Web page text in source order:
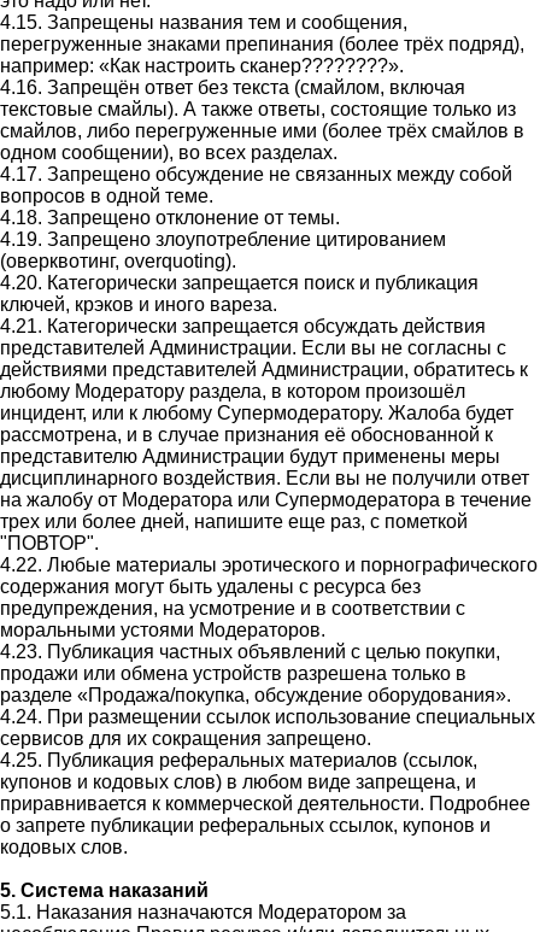
4.15. Запрещены названия тем и сообщения,
перегруженные знаками препинания (более трёх подряд),
например: «Как настроить сканер????????».
4.16. Запрещён ответ без текста (смайлом, включая
текстовые смайлы). А также ответы, состоящие только из
смайлов, либо перегруженные ими (более трёх смайлов в
одном сообщении), во всех разделах.
4.17. Запрещено обсуждение не связанных между собой
вопросов в одной теме.
4.18. Запрещено отклонение от темы.
4.19. Запрещено злоупотребление цитированием
(оверквотинг, overquoting).
4.20. Категорически запрещается поиск и публикация
ключей, крэков и иного вареза.
4.21. Категорически запрещается обсуждать действия
представителей Администрации. Если вы не согласны с
действиями представителей Администрации, обратитесь к
любому Модератору раздела, в котором произошёл
инцидент, или к любому Супермодератору. Жалоба будет
рассмотрена, и в случае признания её обоснованной к
представителю Администрации будут применены меры
дисциплинарного воздействия. Если вы не получили ответ
на жалобу от Модератора или Супермодератора в течение
трех или более дней, напишите еще раз, с пометкой
"ПОВТОР".
4.22. Любые материалы эротического и порнографического
содержания могут быть удалены с ресурса без
предупреждения, на усмотрение и в соответствии с
моральными устоями Модераторов.
4.23. Публикация частных объявлений с целью покупки,
продажи или обмена устройств разрешена только в
разделе «Продажа/покупка, обсуждение оборудования».
4.24. При размещении ссылок использование специальных
сервисов для их сокращения запрещено.
4.25. Публикация реферальных материалов (ссылок,
купонов и кодовых слов) в любом виде запрещена, и
приравнивается к коммерческой деятельности. Подробнее
о запрете публикации реферальных ссылок, купонов и
кодовых слов.
5. Система наказаний
5.1. Наказания назначаются Модератором за